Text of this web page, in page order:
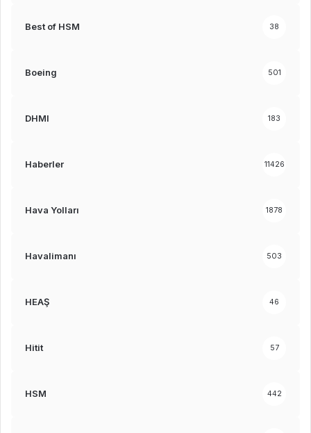
Best of HSM 38
Boeing 501
DHMI 183
Haberler 11426
Hava Yolları 1878
Havalimanı 503
HEAŞ 46
Hitit 57
HSM 442